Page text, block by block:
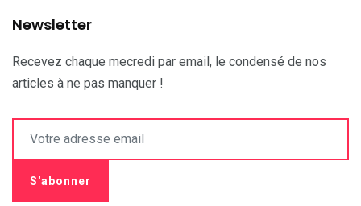
Newsletter
Recevez chaque mecredi par email, le condensé de nos
articles à ne pas manquer !